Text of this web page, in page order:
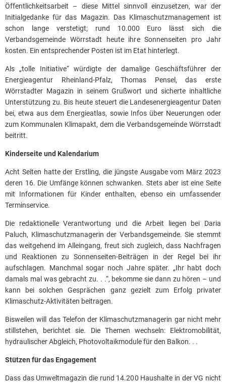
Öffentlichkeitsarbeit – diese Mittel sinnvoll einzusetzen, war der
Initialgedanke für das Magazin. Das Klimaschutzmanagement ist
schon lange verstetigt; rund 10.000 Euro lässt sich die
Verbandsgemeinde Wörrstadt heute ihre Sonnenseiten pro Jahr
kosten. Ein entsprechender Posten ist im Etat hinterlegt.
Als „tolle Initiative“ würdigte der damalige Geschäftsführer der
Energieagentur Rheinland-Pfalz, Thomas Pensel, das erste
Wörrstadter Magazin in seinem Grußwort und sicherte inhaltliche
Unterstützung zu. Bis heute steuert die Landesenergieagentur Daten
bei, etwa aus dem Energieatlas, sowie Infos über Neuerungen oder
zum Kommunalen Klimapakt, dem die Verbandsgemeinde Wörrstadt
beitritt.
Kinderseite und Kalendarium
Acht Seiten hatte der Erstling, die jüngste Ausgabe vom März 2023
deren 16. Die Umfänge können schwanken. Stets aber ist eine Seite
mit Informationen für Kinder enthalten, ebenso ein umfassender
Terminservice.
Die redaktionelle Verantwortung und die Arbeit liegen bei Daria
Paluch, Klimaschutzmanagerin der Verbandsgemeinde. Sie stemmt
das weitgehend im Alleingang, freut sich zugleich, dass Nachfragen
und Reaktionen zu Sonnenseiten-Beiträgen in der Regel bei ihr
aufschlagen. Manchmal sogar noch Jahre später. „Ihr habt doch
damals mal was gebracht zu. . .“, bekomme sie dann zu hören – und
kann bei solchen Gesprächen ganz gezielt zum Erfolg privater
Klimaschutz-Aktivitäten beitragen.
Bisweilen will das Telefon der Klimaschutzmanagerin gar nicht mehr
stillstehen, berichtet sie. Die Themen wechseln: Elektromobilität,
hydraulischer Abgleich, Photovoltaikmodule für den Balkon. . .
Stützen für das Engagement
Dass das Umweltmagazin die rund 14.200 Haushalte in der VG nicht